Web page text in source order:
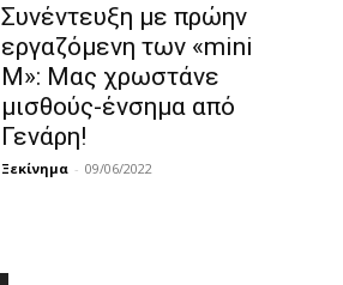
Συνέντευξη με πρώην
εργαζόμενη των «mini
M»: Μας χρωστάνε
μισθούς-ένσημα από
Γενάρη!
Ξεκίνημα - 09/06/2022